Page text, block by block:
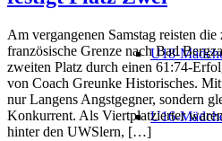
U18-
U16-
Am vergangenen Samstag reisten
französische Grenze nach Bad
zweiten Platz durch einen 61:74-
von Coach Greunke Historisches.
nur Langens Angstgegner, sondern
Konkurrent. Als Viertplatzierter
hinter den UWSlern, […]